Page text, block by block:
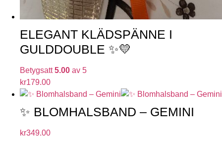
ELEGANT KLÄDSPÄNNE I
GULDDOUBLE ✨💛
Betygsatt5.00 av 5
kr179.00
✨ BLOMHALSBAND – GEMINI
kr349.00